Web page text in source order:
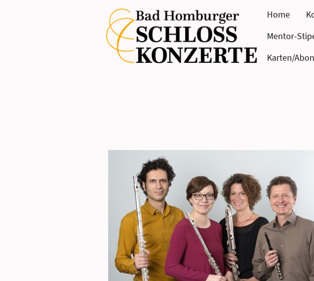
Home
Mentor-
Karten/